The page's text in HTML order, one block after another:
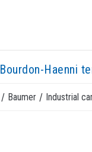
Bourdon-Haenni
/ Baumer / Industrial